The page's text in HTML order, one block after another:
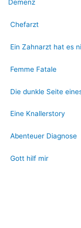
Demenz
Chefarzt
Ein Zahnarzt hat es
Femme Fatale
Die dunkle Seite
Eine Knallerstory
Abenteuer Diagnose
Gott hilf mir